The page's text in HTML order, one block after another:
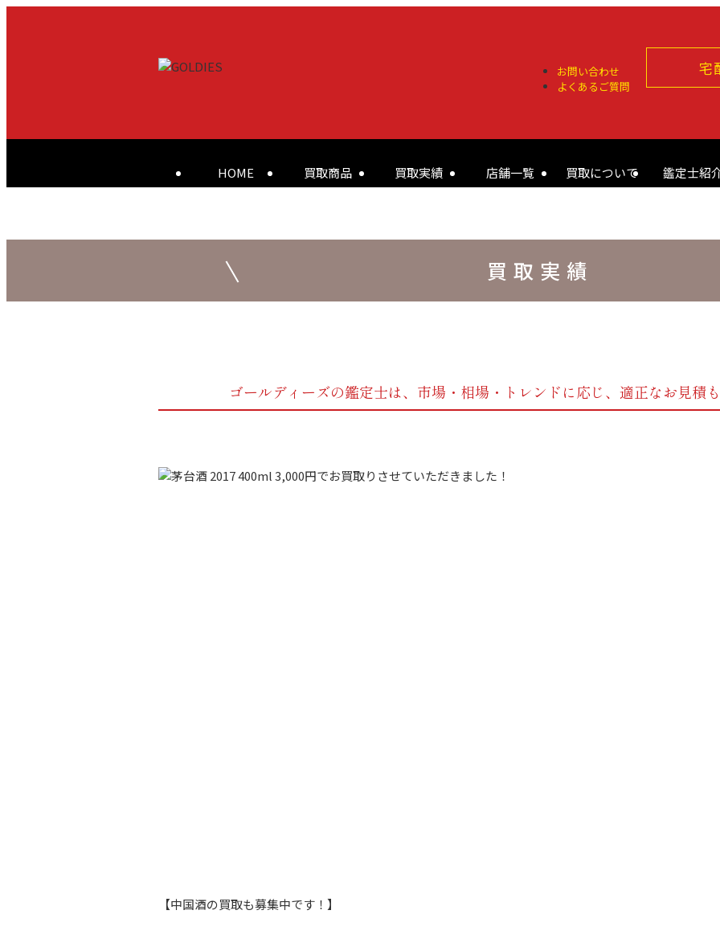
お問い合わせ
よくあるご質問
宅
HOME 買取商品 買取実績 店舗一覧 買取について 鑑定士紹
買取実績
ゴールディーズの鑑定士は、市場・相場・トレンドに応じ、 適正なお見積
【中国酒の買取も募集中です！】